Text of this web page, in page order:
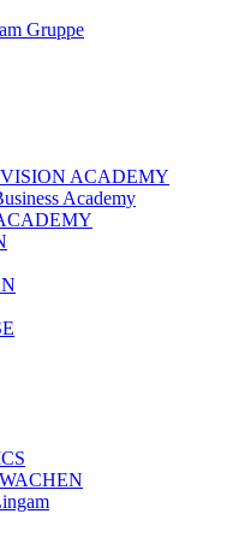
Gruppe
ACADEMY
Academy